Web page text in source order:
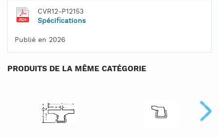
CVR12-P12153
Spécifications
Publié en 2026
PRODUITS DE LA MÊME CATÉGORIE